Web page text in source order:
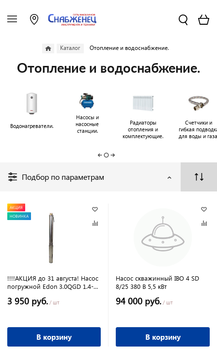
Каталог Отопление и водоснабжение.
Отопление и водоснабжение.
Водонагреватели.
Насосы и
насосные
станции.
Радиаторы
отопления и
комплектующие.
Счетчики и
гибкая
для воды и
Подбор по параметрам
АКЦИЯ
НОВИНКА
!!!!АКЦИЯ до 31 августа! Насос
погружной Edon 3.0QGD 1.4-
3 950 руб. / шт
В корзину
Насос скважинный IBO 4 SD
8/25 380 В 5,5 кВт
94 000 руб. / шт
В корзину